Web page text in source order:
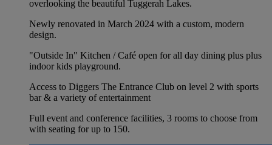
overlooking the beautiful Tuggerah Lakes.
Newly renovated in March 2024 with a custom, modern
design.
"Outside In" Kitchen / Café open for all day dining plus plus
indoor kids playground.
Access to Diggers The Entrance Club on level 2 with sports
bar & a variety of entertainment
Full event and conference facilities, 3 rooms to choose from
with seating for up to 150.